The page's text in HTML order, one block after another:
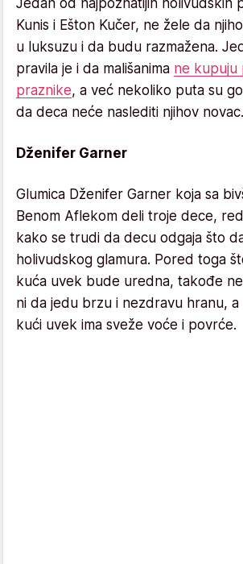
Kunis i Ešton Kučer, ne žele da
u luksuzu i da budu razmažena.
pravila je i da mališanima ne kupuju
praznike, a već nekoliko puta su
da deca neće naslediti njihov novac.
Dženifer Garner
Glumica Dženifer Garner koja sa
Benom Aflekom deli troje dece,
kako se trudi da decu odgaja što
holivudskog glamura. Pored toga
kuća uvek bude uredna, takođe
ni da jedu brzu i nezdravu hranu,
kući uvek ima sveže voće i povrće.